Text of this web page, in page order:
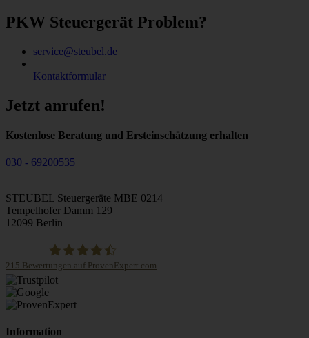
PKW Steuergerät Problem?
service@steubel.de
Kontaktformular
Jetzt anrufen!
Kostenlose Beratung und Ersteinschätzung erhalten
030 - 69200535
STEUBEL Steuergeräte MBE 0214
Tempelhofer Damm 129
12099 Berlin
STEUBEL Steuergeräte Annahme Filiale MBE 0214
215 Bewertungen auf ProvenExpert.com
Information